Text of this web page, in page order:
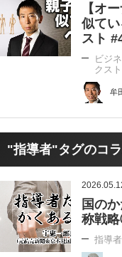
【オ
似て
スト
ビジ
クスト
牟
"指導者"タグのコ
国の
称戦
指導